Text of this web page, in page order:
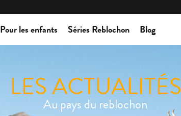
Pour les enfants Séries Reblochon Blog
LES ACTUALITÉS
Au pays du reblochon